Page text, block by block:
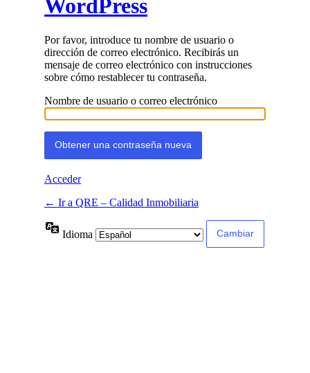
WordPress
Por favor, introduce tu nombre de usuario o
dirección de correo electrónico. Recibirás un
mensaje de correo electrónico con instrucciones
sobre cómo restablecer tu contraseña.
Nombre de usuario o correo electrónico
Acceder
← Ir a QRE – Calidad Inmobiliaria
Idioma